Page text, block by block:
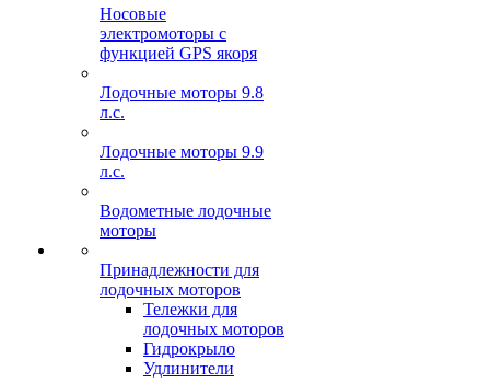
Носовые
электромоторы с
функцией GPS якоря
Лодочные моторы 9.8
л.с.
Лодочные моторы 9.9
л.с.
Водометные лодочные
моторы
Принадлежности для
лодочных моторов
Тележки для
лодочных моторов
Гидрокрыло
Удлинители